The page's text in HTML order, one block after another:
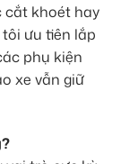
cắt khoét hay
ưu tiên lắp
phụ kiện
xe vẫn giữ